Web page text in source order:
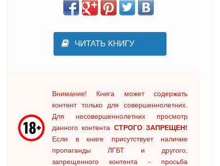
ЧИТАТЬ КНИГУ
Внимание! Книга может содержать
контент только для совершеннолетних.
Для несовершеннолетних просмотр
данного контента СТРОГО ЗАПРЕЩЕН!
Если в книге присутствует наличие
пропаганды ЛГБТ и другого,
запрещенного контента - просьба